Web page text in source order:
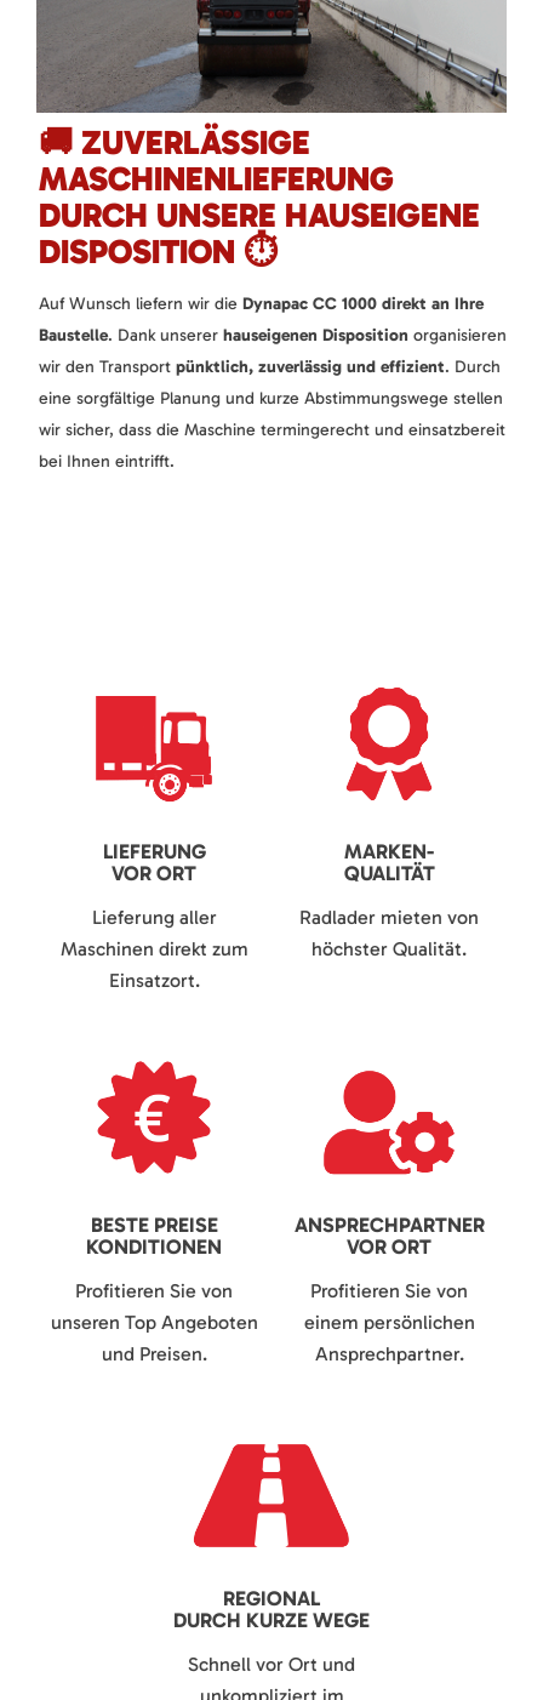
🚚 ZUVERLÄSSIGE
MASCHINENLIEFERUNG
DURCH UNSERE HAUSEIGENE
DISPOSITION ⏱️
Auf Wunsch liefern wir die Dynapac CC 1000 direkt an Ihre
Baustelle. Dank unserer hauseigenen Disposition organisieren
wir den Transport pünktlich, zuverlässig und effizient. Durch
eine sorgfältige Planung und kurze Abstimmungswege stellen
wir sicher, dass die Maschine termingerecht und einsatzbereit
bei Ihnen eintrifft.
LIEFERUNG
VOR ORT
Lieferung aller
Maschinen direkt zum
Einsatzort.
MARKEN-
QUALITÄT
Radlader mieten von
höchster Qualität.
BESTE PREISE
KONDITIONEN
Profitieren Sie von
unseren Top Angeboten
und Preisen.
ANSPRECHPARTNER
VOR ORT
Profitieren Sie von
einem persönlichen
Ansprechpartner.
REGIONAL
DURCH KURZE WEGE
Schnell vor Ort und